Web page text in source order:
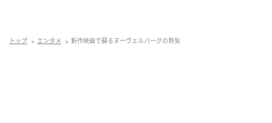
トップ エンタメ 新作映画で蘇るヌーヴェルバーグの熱気